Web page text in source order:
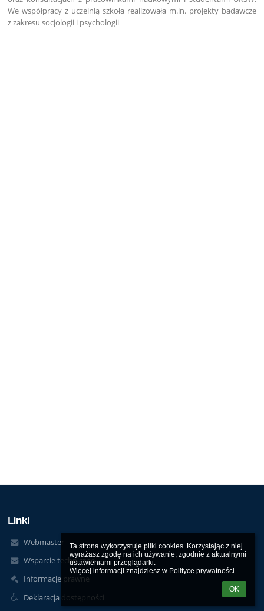
Ta strona wykorzystuje pliki cookies. Korzystając z niej
wyrażasz zgodę na ich używanie, zgodnie z aktualnymi
ustawieniami przeglądarki.
Więcej informacji znajdziesz w Polityce prywatności.
OK
We współpracy z uczelnią szkoła realizowała m.in. projekty badawcze
z zakresu socjologii i psychologii
Linki
Webmaster
Wsparcie techniczne
Informacje prawne
Deklaracja dostępności